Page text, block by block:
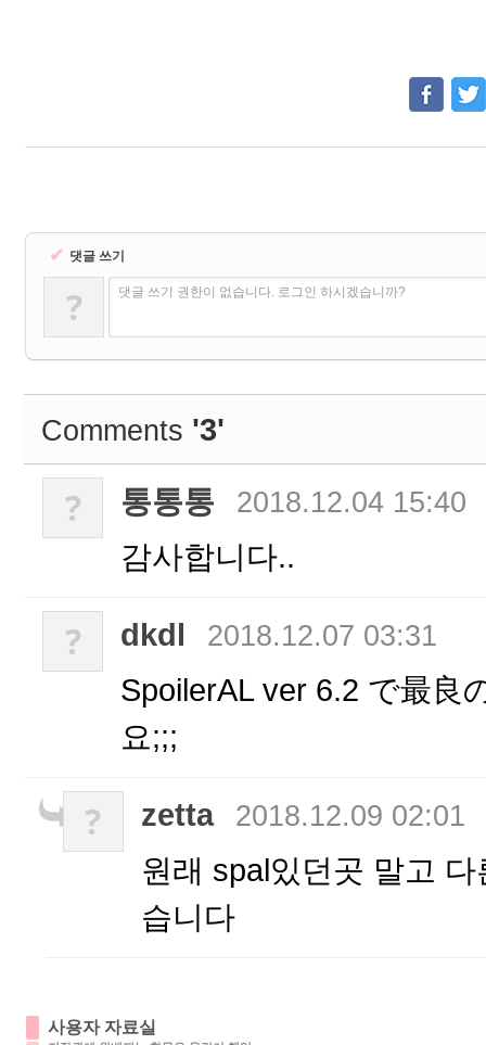
✔ 댓글 쓰기
? 댓글 쓰기 권한이 없습니다. 로그인 하시겠습니까?
Comments '3'
? 통통통 2018.12.04 15:40
감사합니다..
? dkdl 2018.12.07 03:31
SpoilerAL ver 6.2 で最良
요;;;
? zetta 2018.12.09 02:01
원래 spal있던곳 말고
습니다
사용자 자료실